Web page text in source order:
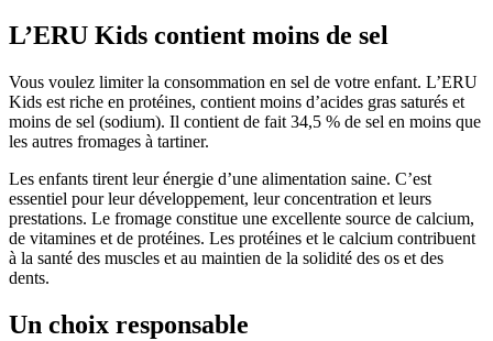
L’ERU Kids contient moins de sel
Vous voulez limiter la consommation en sel de votre enfant. L’ERU
Kids est riche en protéines, contient moins d’acides gras saturés et
moins de sel (sodium). Il contient de fait 34,5 % de sel en moins que
les autres fromages à tartiner.
Les enfants tirent leur énergie d’une alimentation saine. C’est
essentiel pour leur développement, leur concentration et leurs
prestations. Le fromage constitue une excellente source de calcium,
de vitamines et de protéines. Les protéines et le calcium contribuent
à la santé des muscles et au maintien de la solidité des os et des
dents.
Un choix responsable